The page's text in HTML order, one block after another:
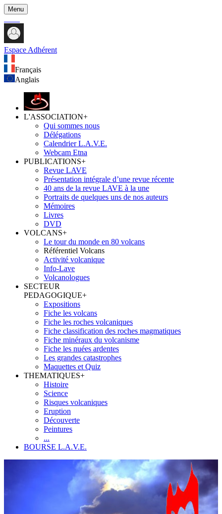
Menu
Espace Adhérent
Français
Anglais
L'ASSOCIATION+
Qui sommes nous
Délégations
Calendrier L.A.V.E.
Webcam Etna
PUBLICATIONS+
Revue LAVE
Présentation intégrale d’une revue récente
40 ans de la revue LAVE à la une
Portraits de quelques uns de nos auteurs
Mémoires
Livres
DVD
VOLCANS+
Le tour du monde en 80 volcans
Référentiel Volcans
Activité volcanique
Info-Lave
Volcanologues
SECTEUR
PEDAGOGIQUE+
Expositions
Fiche les volcans
Fiche les roches volcaniques
Fiche classification des roches magmatiques
Fiche minéraux du volcanisme
Fiche les nuées ardentes
Les grandes catastrophes
Maquettes et Quiz
THEMATIQUES+
Histoire
Science
Risques volcaniques
Eruption
Découverte
Peintures
...
BOURSE L.A.V.E.